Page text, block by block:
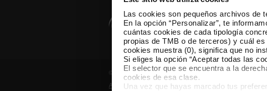
Las cookies son pequeños archivos de
En la opción “Personalizar”, te
cuántas cookies de cada tipología
propias de TMB o de terceros) y cuál
cookies muestra (0), significa que no
Si eliges la opción “Aceptar todas las
El selector que se encuentra a la
cookies de esa clase.
Una vez que hayas marcado tus
Conócenos
© Grupo TMB - Todos los derechos reservados
Aviso legal
Política de privacidad Política de